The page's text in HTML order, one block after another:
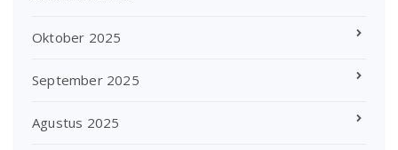
Oktober 2025
September 2025
Agustus 2025